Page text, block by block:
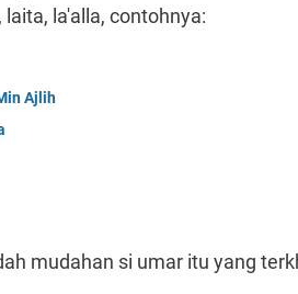
la'alla, contohnya:
Ajlih
mudahan si umar itu yang